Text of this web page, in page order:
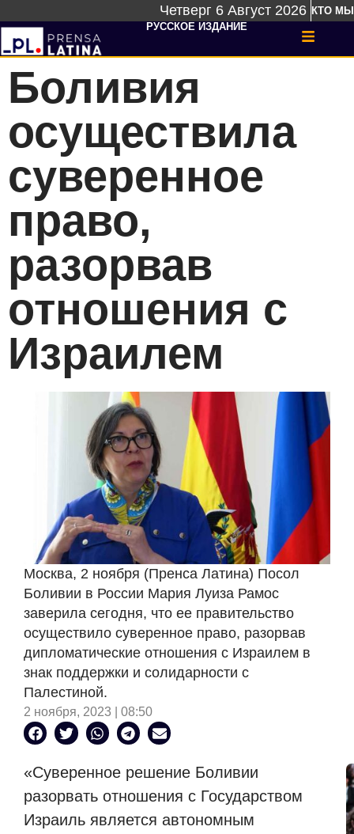
Четверг 6 Август 2026 КТО МЫ
РУССКОЕ ИЗДАНИЕ
Боливия
осуществила
суверенное
право,
разорвав
отношения с
Израилем
Москва, 2 ноября (Пренса Латина) Посол
Боливии в России Мария Луиза Рамос
заверила сегодня, что ее правительство
осуществило суверенное право, разорвав
дипломатические отношения с Израилем в
знак поддержки и солидарности с
Палестиной.
2 ноября, 2023 | 08:50
«Суверенное решение Боливии
разорвать отношения с Государством
Израиль является автономным